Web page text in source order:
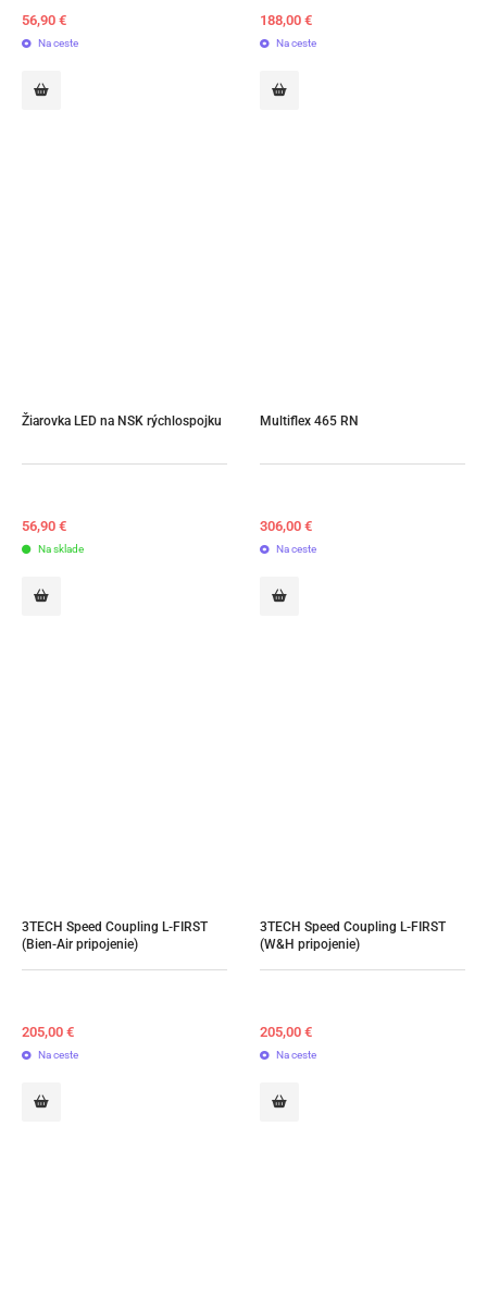
56,90 €
Na ceste
188,00 €
Na ceste
Žiarovka LED na NSK rýchlospojku
56,90 €
Na sklade
Multiflex 465 RN
306,00 €
Na ceste
3TECH Speed Coupling L-FIRST
(Bien-Air pripojenie)
205,00 €
Na ceste
3TECH Speed Coupling L-FIRST
(W&H pripojenie)
205,00 €
Na ceste